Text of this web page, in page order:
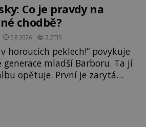
pláž Dumas ve městě Surat. Gu
Co je pravdy na
chodbě?
5.8.2026 2.2TIS
horoucích peklech!“ povykuje
mladší Barboru. Ta jí
opětuje. První je zarytá
kališnice. A každá z
z věží slavného hradu